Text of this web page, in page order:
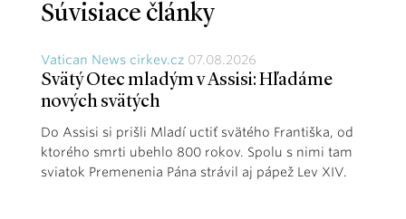
Súvisiace články
Vatican News cirkev.cz 07.08.2026
Svätý Otec mladým v Assisi: Hľadáme
nových svätých
Do Assisi si prišli Mladí uctiť svätého Františka, od
ktorého smrti ubehlo 800 rokov. Spolu s nimi tam
sviatok Premenenia Pána strávil aj pápež Lev XIV.